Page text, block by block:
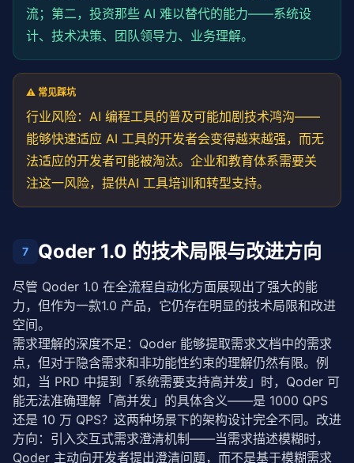
流；第二，投资那些 AI 难以替代的能力——系统设
计、技术决策、团队领导力、业务理解。
⚠️ 常见踩坑
行业风险：AI 编程工具的普及可能加剧技术鸿沟——
能够快速适应 AI 工具的开发者会变得越来越强，而无
法适应的开发者可能被淘汰。企业和教育体系需要关
注这一风险，提供AI 工具培训和转型支持。
7 Qoder 1.0 的技术局限与改进方向
尽管 Qoder 1.0 在全流程自动化方面展现出了强大的能
力，但作为一款1.0 产品，它仍存在明显的技术局限和改进
空间。
需求理解的深度不足：Qoder 能够提取需求文档中的需求
点，但对于隐含需求和非功能性约束的理解仍然有限。例
如，当 PRD 中提到「系统需要支持高并发」时，Qoder 可
能无法准确理解「高并发」的具体含义——是 1000 QPS
还是 10 万 QPS？这两种场景下的架构设计完全不同。改进
方向：引入交互式需求澄清机制——当需求描述模糊时，
Qoder 主动向开发者提出澄清问题，而不是基于模糊需求